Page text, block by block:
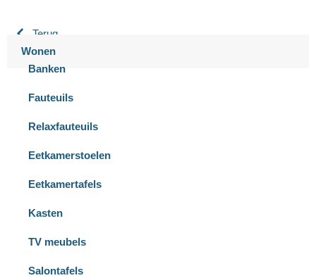
Terug
Wonen
Banken
Fauteuils
Relaxfauteuils
Eetkamerstoelen
Eetkamertafels
Kasten
TV meubels
Salontafels